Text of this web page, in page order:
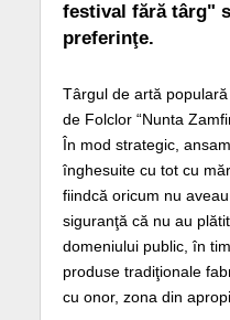
festival fără târg"
preferinţe.
Târgul de artă
de Folclor “Nunta
În mod strategic,
înghesuite cu tot cu
fiindcă oricum nu
siguranţă că nu au
domeniului public, în
produse tradiţionale
cu onor, zona din